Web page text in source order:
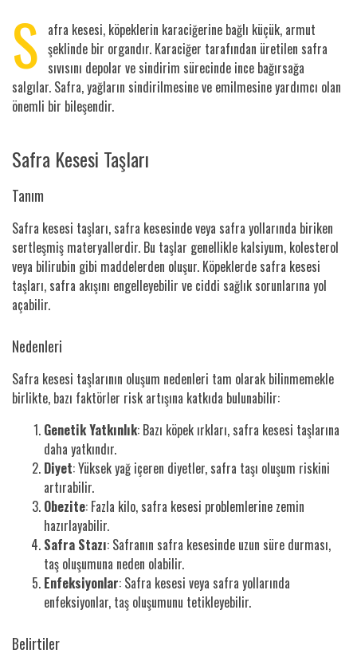
S afra kesesi, köpeklerin karaciğerine bağlı küçük, armut
şeklinde bir organdır. Karaciğer tarafından üretilen safra
sıvısını depolar ve sindirim sürecinde ince bağırsağa
salgılar. Safra, yağların sindirilmesine ve emilmesine yardımcı olan
önemli bir bileşendir.
Safra Kesesi Taşları
Tanım
Safra kesesi taşları, safra kesesinde veya safra yollarında biriken
sertleşmiş materyallerdir. Bu taşlar genellikle kalsiyum, kolesterol
veya bilirubin gibi maddelerden oluşur. Köpeklerde safra kesesi
taşları, safra akışını engelleyebilir ve ciddi sağlık sorunlarına yol
açabilir.
Nedenleri
Safra kesesi taşlarının oluşum nedenleri tam olarak bilinmemekle
birlikte, bazı faktörler risk artışına katkıda bulunabilir:
Genetik Yatkınlık: Bazı köpek ırkları, safra kesesi taşlarına
daha yatkındır.
Diyet: Yüksek yağ içeren diyetler, safra taşı oluşum riskini
artırabilir.
Obezite: Fazla kilo, safra kesesi problemlerine zemin
hazırlayabilir.
Safra Stazı: Safranın safra kesesinde uzun süre durması,
taş oluşumuna neden olabilir.
Enfeksiyonlar: Safra kesesi veya safra yollarında
enfeksiyonlar, taş oluşumunu tetikleyebilir.
Belirtiler